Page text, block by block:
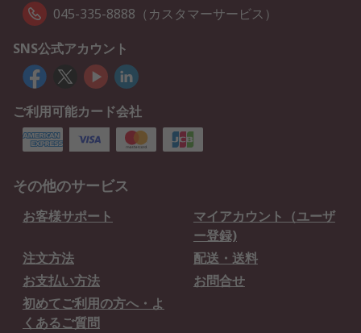
045-335-8888（カスタマーサービス）
SNS公式アカウント
ご利用可能カード会社
その他のサービス
お客様サポート
マイアカウント（ユーザ
ー登録)
注文方法
配送・送料
お支払い方法
お問合せ
初めてご利用の方へ・よ
くあるご質問